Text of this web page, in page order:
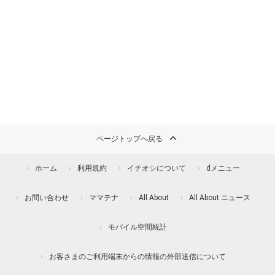
ページトップへ戻る
ホーム 利用規約 イチオシについて dメニュー
お問い合わせ ママテナ All About All About ニュース
モバイル空間統計
お客さまのご利用端末からの情報の外部送信について